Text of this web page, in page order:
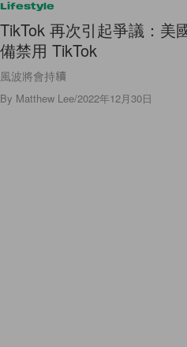
Lifestyle
TikTok 再次引起爭議：美
備禁用 TikTok
風波將會持續
By Matthew Lee/2022年12月30日